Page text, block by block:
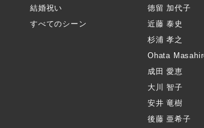
結婚祝い
すべてのシーン
徳留 加代子
近藤 泰史
杉浦 孝之
Ohata
成田 愛恵
大川 智子
安井 竜樹
後藤 亜希子